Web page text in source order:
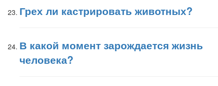
Грех ли кастрировать животных?
В какой момент зарождается жизнь
человека?